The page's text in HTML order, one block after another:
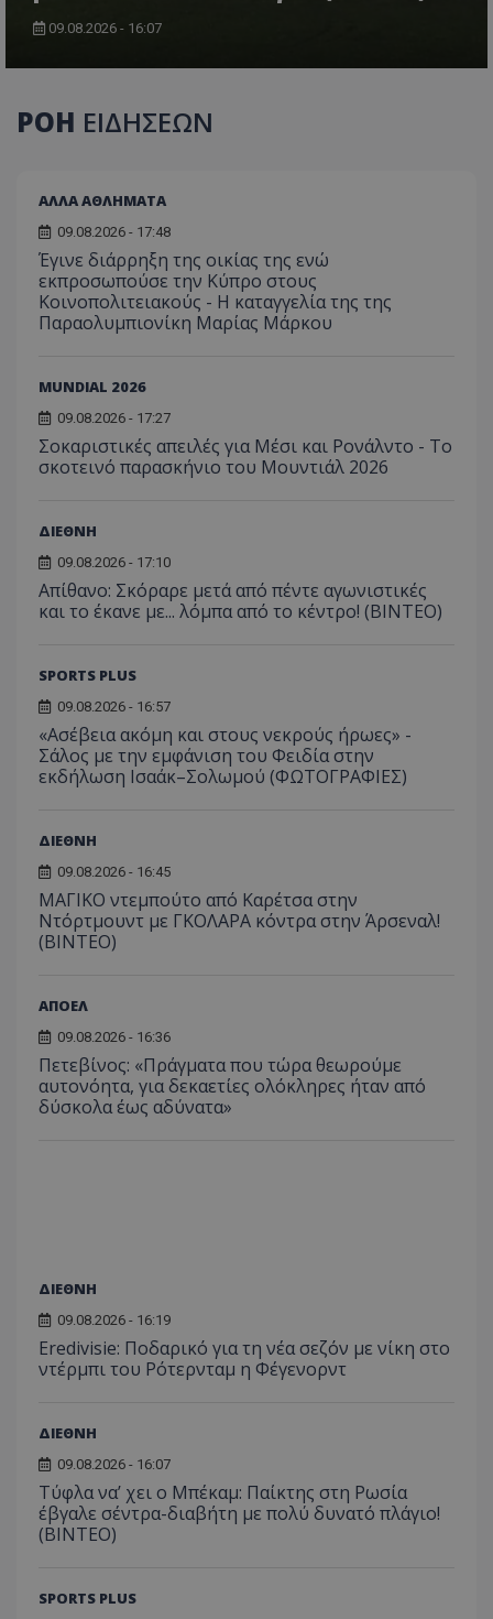
09.08.2026 - 16:07
ΡΟΗ ΕΙΔΗΣΕΩΝ
ΑΛΛΑ ΑΘΛΗΜΑΤΑ
09.08.2026 - 17:48
Έγινε διάρρηξη της οικίας της ενώ
εκπροσωπούσε την Κύπρο στους
Κοινοπολιτειακούς - Η καταγγελία της της
Παραολυμπιονίκη Μαρίας Μάρκου
MUNDIAL 2026
09.08.2026 - 17:27
Σοκαριστικές απειλές για Μέσι και Ρονάλντο - Το
σκοτεινό παρασκήνιο του Μουντιάλ 2026
ΔΙΕΘΝΗ
09.08.2026 - 17:10
Απίθανο: Σκόραρε μετά από πέντε αγωνιστικές
και το έκανε με... λόμπα από το κέντρο! (ΒΙΝΤΕΟ)
SPORTS PLUS
09.08.2026 - 16:57
«Ασέβεια ακόμη και στους νεκρούς ήρωες» -
Σάλος με την εμφάνιση του Φειδία στην
εκδήλωση Ισαάκ–Σολωμού (ΦΩΤΟΓΡΑΦΙΕΣ)
ΔΙΕΘΝΗ
09.08.2026 - 16:45
ΜΑΓΙΚΟ ντεμπούτο από Καρέτσα στην
Ντόρτμουντ με ΓΚΟΛΑΡΑ κόντρα στην Άρσεναλ!
(ΒΙΝΤΕΟ)
ΑΠΟΕΛ
09.08.2026 - 16:36
Πετεβίνος: «Πράγματα που τώρα θεωρούμε
αυτονόητα, για δεκαετίες ολόκληρες ήταν από
δύσκολα έως αδύνατα»
ΔΙΕΘΝΗ
09.08.2026 - 16:19
Eredivisie: Ποδαρικό για τη νέα σεζόν με νίκη στο
ντέρμπι του Ρότερνταμ η Φέγενορντ
ΔΙΕΘΝΗ
09.08.2026 - 16:07
Τύφλα να’ χει ο Μπέκαμ: Παίκτης στη Ρωσία
έβγαλε σέντρα-διαβήτη με πολύ δυνατό πλάγιο!
(ΒΙΝΤΕΟ)
SPORTS PLUS